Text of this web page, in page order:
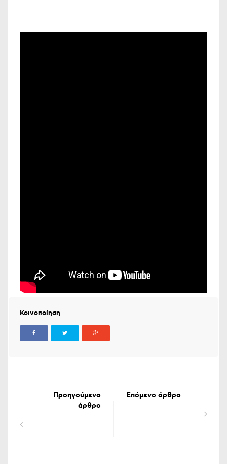
Κοινοποίηση
Προηγούμενο
άρθρο
Επόμενο άρθρο